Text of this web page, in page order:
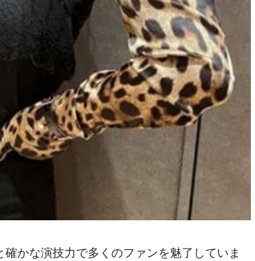
かな演技力で多くのファンを魅了していま